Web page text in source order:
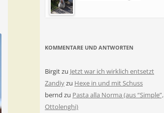
KOMMENTARE UND ANTWORTEN
Birgitzu Jetzt war ich wirklich entsetzt
Zandiyzu Hexe in und mit Schuss
bernd zu Pasta alla Norma (aus “Simple”,
Ottolenghi)